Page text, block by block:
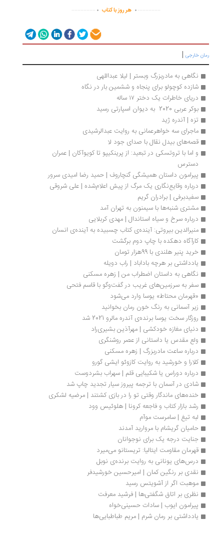
............... هر روز با کتاب ................
خارجی|
نگاهی به مادربزرگ وبستر | لیلا عبداللهی
شازده کوچولو برای پنجاه و ششمین بار در نگاه
دریای خاطرات یک دختر ۱۷ ساله
بوکر عربی 2020  به دیوان اسپارتی رسید
تزه | آندره ژید
ماجرای سه خواهرعمانی به روایت عبدالرشیدی
قصه‌های بیدل نقال با صدای جود لا
دسترس
پیرامون داستان همیشگی گنچاروف | حمید رضا امیدی سرور
درباره وقایع‌نگاری یک مرگ از پیش اعلام‌شده | علی شروقی
سفیدبرفی | برادران گریم
مشتری شنبه‌ها با سیمنون به تهران آمد
درباره سرخ و سیاه استاندال | مهدی کربلایی
منیرالدین بیروتی: آینده‌ی کتاب چسبیده به آینده‌ی انسان
کارآگاه دهکده با چاپ دوم برگشت
خرید پنیر هلندی با 99هزار تومان
یادداشتی بر هرچه باداباد | راب دویله
نگاهی به داستان اضطراب من | زهره مسکنی
سفر به سرزمین‌های غریب در گفت‌وگو با قاسم فتحی
«قهرمان محتاط» یوسا وارد می‌شود
زیر آسمانی به رنگ خون رمان بخوانید
روزگار سخت یوسا برنده‌ی آندره مالرو 2021 شد
دنیای مغازه خودکشی | مهرآذین بشیری‌راد
ولع مقدس یا داستانی از عصر روشنگری
درباره ساعت مادربزرگ | زهره مسکنی
کلارا و خورشید به روایت کازوئو ایشی‌ گورو
درباره دوراس یا شکیبایی قلم | سهراب بشردوست
شادی در آسمان با ترجمه پیروز سیار تجدید چاپ شد
خنده‌های ماندگار وقتی تو را ‌در ‌بازی‌ کشتند | مرضیه لشکری
رشد بازار کتاب و فاجعه کرونا | هلوئیس وود
لبه تیغ | سامرست موآم
حامیان گریشام با مروارید آمدند
جنایت درجه یک برای نوجوانان
قهرمان مقاومت ایتالیا: تریستانو می‌میرد
درس‌های یونانی به روایت برنده‌ی نوبل
نقدی بر رنگین کمان | امیرحسین خورشیدفر
موهبت اگر از آشویتس رسید
نظری بر اتاق شگفتی‌ها | فرشید معرفت
پیرامون ایوب | سادات حسینی‌خواه
یادداشتی بر رمان شرم | مریم طباطبایی‌ها